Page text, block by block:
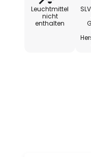
Leuchtmittel
nicht
enthalten